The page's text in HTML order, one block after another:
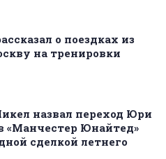
о поездках из
на тренировки
назвал переход Юри
«Манчестер Юнайтед»
сделкой летнего